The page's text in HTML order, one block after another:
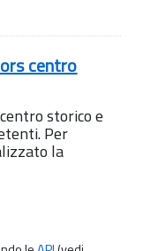
centro
storico e
Per
la